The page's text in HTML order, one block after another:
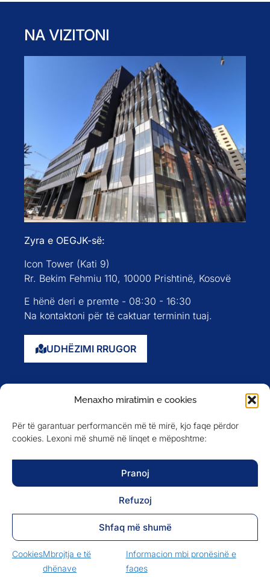
Menaxho miratimin e cookies
Për të garantuar performancën më të mirë, kjo faqe përdor
cookies. Lexoni më shumë në linqet e mëposhtme:
Pranoj
Refuzoj
Shfaq më shumë
CookiesMbrojtja e të
dhënave
Informacion mbi pronësinë e
faqes
NA VIZITONI
Zyra e OEGJK-së:
Icon Tower (Kati 9)
Rr. Bekim Fehmiu 110, 10000 Prishtinë, Kosovë
E hënë deri e premte - 08:30 - 16:30
Na kontaktoni për të caktuar terminin tuaj.
UDHËZIMI RRUGOR
Evente
Anëtarët
Newsletter
MBROJTJA E TË DHËNAVE INFORMACION MBI PRONËSINË E FAQES